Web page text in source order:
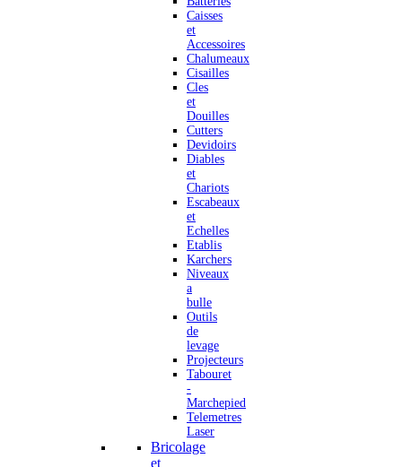
Caisses
et
Accessoires
Chalumeaux
Cisailles
Cles
et
Douilles
Cutters
Devidoirs
Diables
et
Chariots
Escabeaux
et
Echelles
Etablis
Karchers
Niveaux
a
bulle
Outils
de
levage
Projecteurs
Tabouret
-
Marchepied
Telemetres
Laser
Bricolage
et